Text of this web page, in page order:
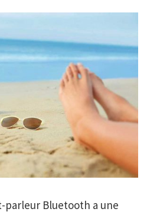
Bluetooth a une